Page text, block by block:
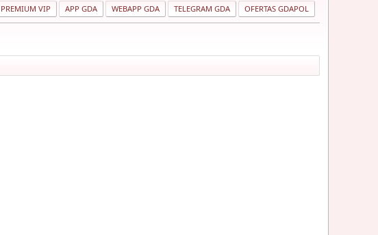
VIP APP GDA WEBAPP GDA TELEGRAM GDA OFERTAS GDAPOL